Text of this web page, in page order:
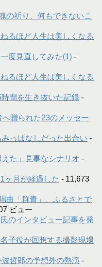
祈り、何もできないこ
るほど人生は美しくなる
度見直してみた(1) -
るほど人生は美しくなる
間を生き抜いた記録 -
贈られた23のメッセー
っぱなしだった出合い -
た」見事なシナリオ -
ヶ月が経過した - 11,673
曲「群青」、ふるさとで
ビュー
のインタビュー記事を発
子役が回想する撮影現場
哲郎の予想外の熱演 -